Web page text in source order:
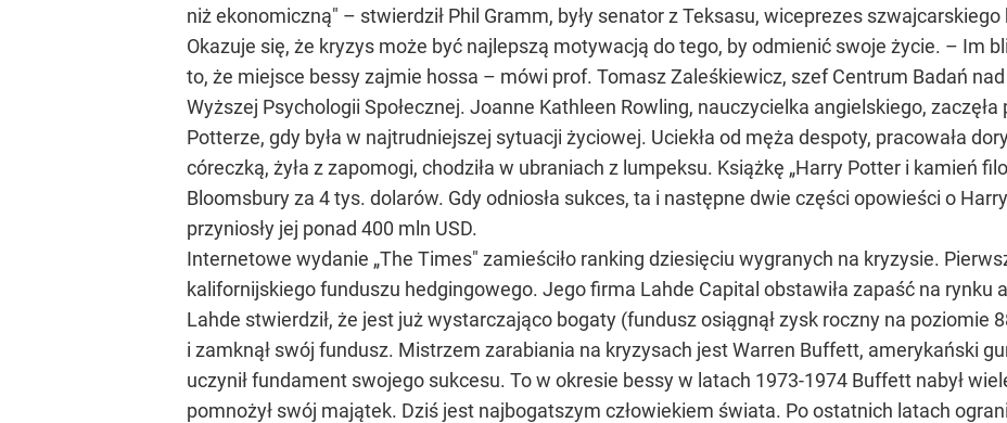
niż ekonomiczną" – stwierdził Phil Gramm, były senator z Teksasu, wiceprezes
Okazuje się, że kryzys może być najlepszą motywacją do tego, by odmienić swoje życie. – Im
to, że miejsce bessy zajmie hossa – mówi prof. Tomasz Zaleśkiewicz, szef Centrum Badań
Wyższej Psychologii Społecznej. Joanne Kathleen Rowling, nauczycielka angielskiego,
Potterze, gdy była w najtrudniejszej sytuacji życiowej. Uciekła od męża despoty, pracowała
córeczką, żyła z zapomogi, chodziła w ubraniach z lumpeksu. Książkę „Harry Potter i kamień
Bloomsbury za 4 tys. dolarów. Gdy odniosła sukces, ta i następne dwie części opowieści o
przyniosły jej ponad 400 mln USD.
Internetowe wydanie „The Times" zamieściło ranking dziesięciu wygranych na kryzysie.
kalifornijskiego funduszu hedgingowego. Jego firma Lahde Capital obstawiła zapaść na rynku
Lahde stwierdził, że jest już wystarczająco bogaty (fundusz osiągnął zysk roczny na poziomie
i zamknął swój fundusz. Mistrzem zarabiania na kryzysach jest Warren Buffett, amerykański
uczynił fundament swojego sukcesu. To w okresie bessy w latach 1973-1974 Buffett nabył
pomnożył swój majątek. Dziś jest najbogatszym człowiekiem świata. Po ostatnich latach